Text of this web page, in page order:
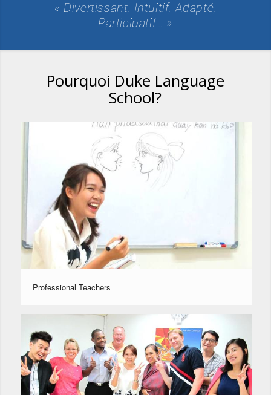
« Divertissant, Intuitif, Adapté,
Participatif… »
Pourquoi Duke Language
School?
Professional Teachers